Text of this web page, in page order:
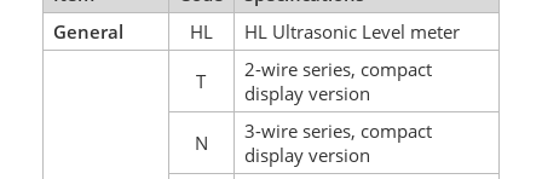
General
HL HL Ultrasonic Level meter
T
2-wire series, compact
display version
N
3-wire series, compact
display version